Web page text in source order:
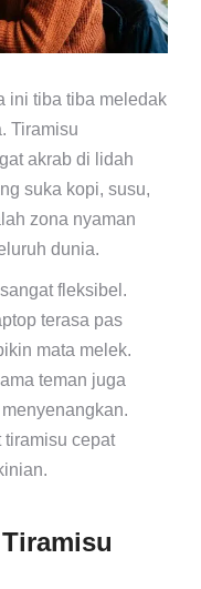
ini tiba tiba meledak
Tiramisu
akrab di lidah
suka kopi, susu,
zona nyaman
dunia.
fleksibel.
terasa pas
mata melek.
teman juga
tiramisu cepat